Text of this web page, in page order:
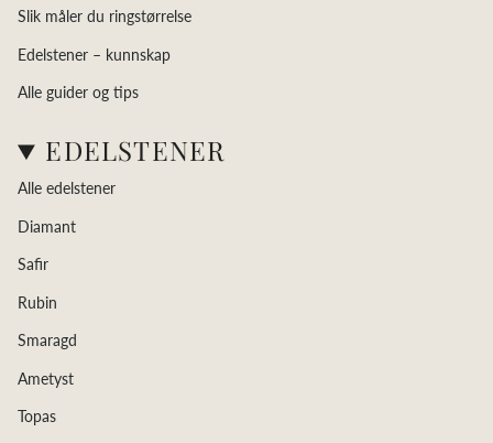
Slik måler du ringstørrelse
Edelstener – kunnskap
Alle guider og tips
EDELSTENER
Alle edelstener
Diamant
Safir
Rubin
Smaragd
Ametyst
Topas